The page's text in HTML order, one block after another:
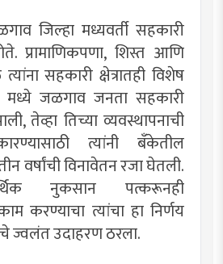
जिल्हा मध्यवर्ती सहकारी
प्रामाणिकपणा, शिस्त आणि
सहकारी क्षेत्रातही विशेष
मध्ये जळगाव जनता सहकारी
तेव्हा तिच्या व्यवस्थापनाची
त्यांनी बँकेतील
वर्षांची विनावेतन रजा घेतली.
नुकसान पत्करूनही
करण्याचा त्यांचा हा निर्णय
ज्वलंत उदाहरण ठरला.